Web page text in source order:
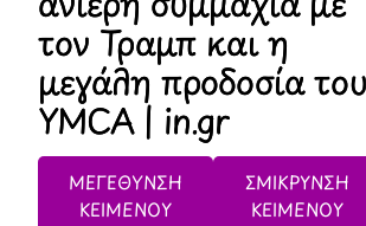
τον Τραμπ και η
μεγάλη προδοσία του
YMCA | in.gr
ΜΕΓΕΘΥΝΣΗ
ΚΕΙΜΕΝΟΥ
ΣΜΙΚΡΥΝΣΗ
ΚΕΙΜΕΝΟΥ